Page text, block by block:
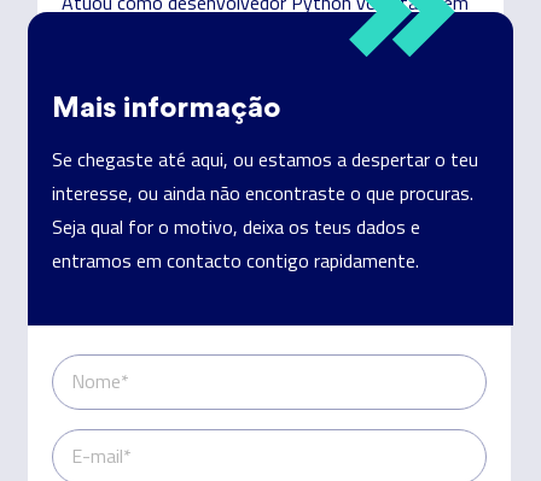
projetos de visão computacional no núcleo de
automação e robótica do departamento de
Mais informação
Se chegaste até aqui, ou estamos a despertar o teu
interesse, ou ainda não encontraste o que procuras.
Seja qual for o motivo, deixa os teus dados e
entramos em contacto contigo rapidamente.
Nome*
E-mail*